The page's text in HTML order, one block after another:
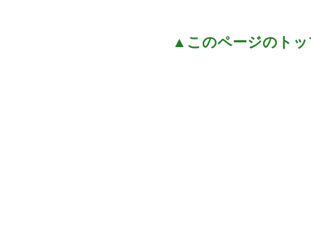
▲このページのトッ